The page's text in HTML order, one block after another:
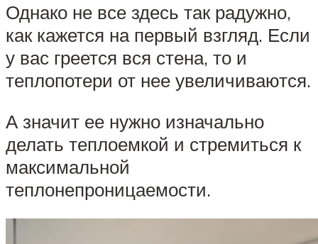
Однако не все здесь так радужно,
как кажется на первый взгляд. Если
у вас греется вся стена, то и
теплопотери от нее увеличиваются.
А значит ее нужно изначально
делать теплоемкой и стремиться к
максимальной
теплонепроницаемости.